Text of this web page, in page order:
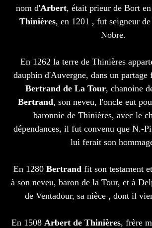
nom d'Arbert, était prieur de Bort en
Thinières, en 1201 , fut seigneur
Nobre.
En 1262 la terre de Thinières
dauphin d'Auvergne, dans un partage
Bertrand de La Tour, chanoine
Bertrand, son neveu, l'oncle eut
baronnie de Thinières, avec le
dépendances, il fut convenu que N.-
lui ferait son
En 1280 Bertrand fit son testament
à son neveu, baron de la Tour, et à
de Ventadour, sa nièce , dont il
En 1508 Arbert de Thinières, frère